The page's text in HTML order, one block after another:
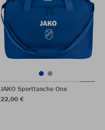
JAKO Sporttasche One
22,00 €